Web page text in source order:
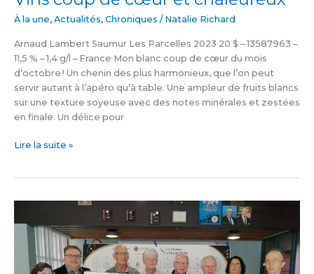
À la une, Actualités, Chroniques / Natalie Richard
Arnaud Lambert Saumur Les Parcelles 2023 20 $ – 13587963 –
11,5 % – 1,4 g/l – France Mon blanc coup de cœur du mois
d’octobre ! Un chenin des plus harmonieux, que l’on peut
servir autant à l’apéro qu’à table. Une ampleur de fruits blancs
sur une texture soyeuse avec des notes minérales et zestées
en finale. Un délice pour
Lire la suite »
Chevaliers
Colomb
redistribuent